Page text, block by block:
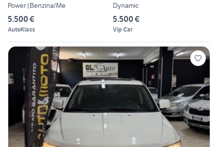
Power (Benzina/Me
5.500 €
AutoKlass
Dynamic
5.500 €
Vip Car